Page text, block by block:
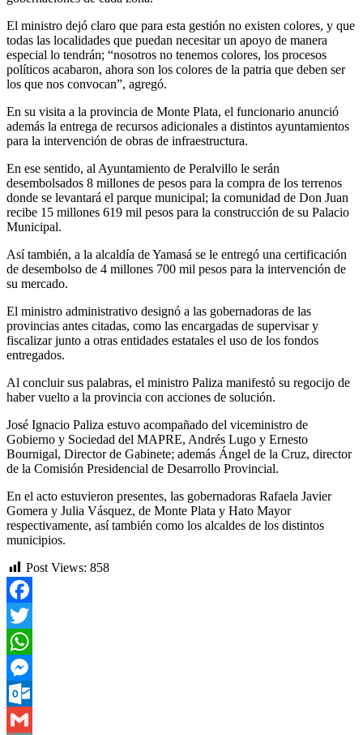
El ministro dejó claro que para esta gestión no existen colores, y que
todas las localidades que puedan necesitar un apoyo de manera
especial lo tendrán; “nosotros no tenemos colores, los procesos
políticos acabaron, ahora son los colores de la patria que deben ser
los que nos convocan”, agregó.
En su visita a la provincia de Monte Plata, el funcionario anunció
además la entrega de recursos adicionales a distintos ayuntamientos
para la intervención de obras de infraestructura.
En ese sentido, al Ayuntamiento de Peralvillo le serán
desembolsados 8 millones de pesos para la compra de los terrenos
donde se levantará el parque municipal; la comunidad de Don Juan
recibe 15 millones 619 mil pesos para la construcción de su Palacio
Municipal.
Así también, a la alcaldía de Yamasá se le entregó una certificación
de desembolso de 4 millones 700 mil pesos para la intervención de
su mercado.
El ministro administrativo designó a las gobernadoras de las
provincias antes citadas, como las encargadas de supervisar y
fiscalizar junto a otras entidades estatales el uso de los fondos
entregados.
Al concluir sus palabras, el ministro Paliza manifestó su regocijo de
haber vuelto a la provincia con acciones de solución.
José Ignacio Paliza estuvo acompañado del viceministro de
Gobierno y Sociedad del MAPRE, Andrés Lugo y Ernesto
Bournigal, Director de Gabinete; además Ángel de la Cruz, director
de la Comisión Presidencial de Desarrollo Provincial.
En el acto estuvieron presentes, las gobernadoras Rafaela Javier
Gomera y Julia Vásquez, de Monte Plata y Hato Mayor
respectivamente, así también como los alcaldes de los distintos
municipios.
Post Views: 858
Facebook
Twitter
WhatsApp
Messenger
Outlook.com